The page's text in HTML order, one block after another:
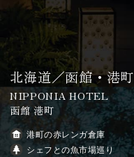
北海道／函館・港町
NIPPONIA HOTEL
函館 港町
港町の赤レンガ倉庫
シェフとの魚市場巡り